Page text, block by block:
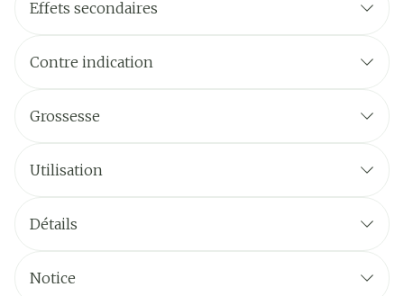
Effets secondaires
Contre indication
Grossesse
Utilisation
Détails
Notice